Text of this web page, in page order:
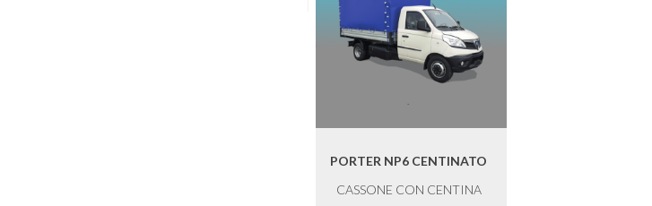
PORTER NP6 CENTINATO
CASSONE CON CENTINA